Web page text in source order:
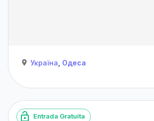
Україна Одеса
Entrada Gratuita